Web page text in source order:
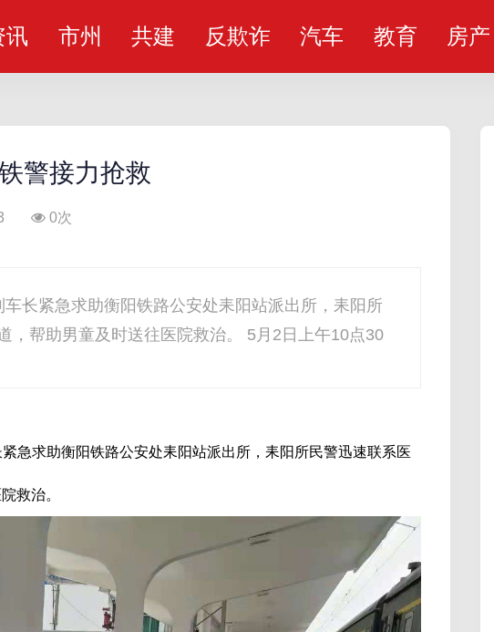
讯 市州 共建 反欺诈 汽车 教育 房产
警接力抢救
0次
长紧急求助衡阳铁路公安处耒阳站派出所，耒阳所
，帮助男童及时送往医院救治。 5月2日上午10点30
求助衡阳铁路公安处耒阳站派出所，耒阳所民警迅速联系医
救治。